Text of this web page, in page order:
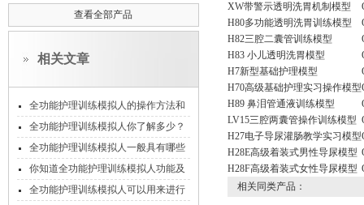
XW带警示透明洗胃机制模型
H80多功能透明洗胃训练模型
H82三腔二囊管训练模型
H83 小儿透明洗胃模型
H7新型基础护理模型
H70高级基础护理实习操作模型
H89 鼻泪管通液训练模型
LV15三腔两囊管操作训练模型
H27电子导尿灌肠教学实习模型
H28E高级着装式男性导尿模型
H28F高级着装式女性导尿模型
相关同类产品：
查看全部产品
相关文章
全功能护理训练模拟人的操作方法和
维护保养方式
全功能护理训练模拟人你了解多少？
这些护理常识你要了解
全功能护理训练模拟人一般具有哪些
基础的临床护理技能？
你知道全功能护理训练模拟人功能及
适用范围有哪些吗？
全功能护理训练模拟人可以用来进行